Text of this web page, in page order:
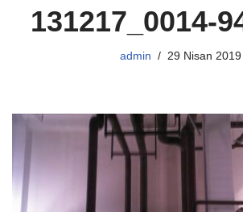
131217_0014-
admin 29 Nisan 2019